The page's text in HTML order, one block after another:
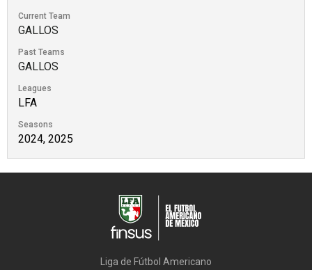
Current Team
GALLOS
Past Teams
GALLOS
Leagues
LFA
Seasons
2024, 2025
Liga de Fútbol Americano